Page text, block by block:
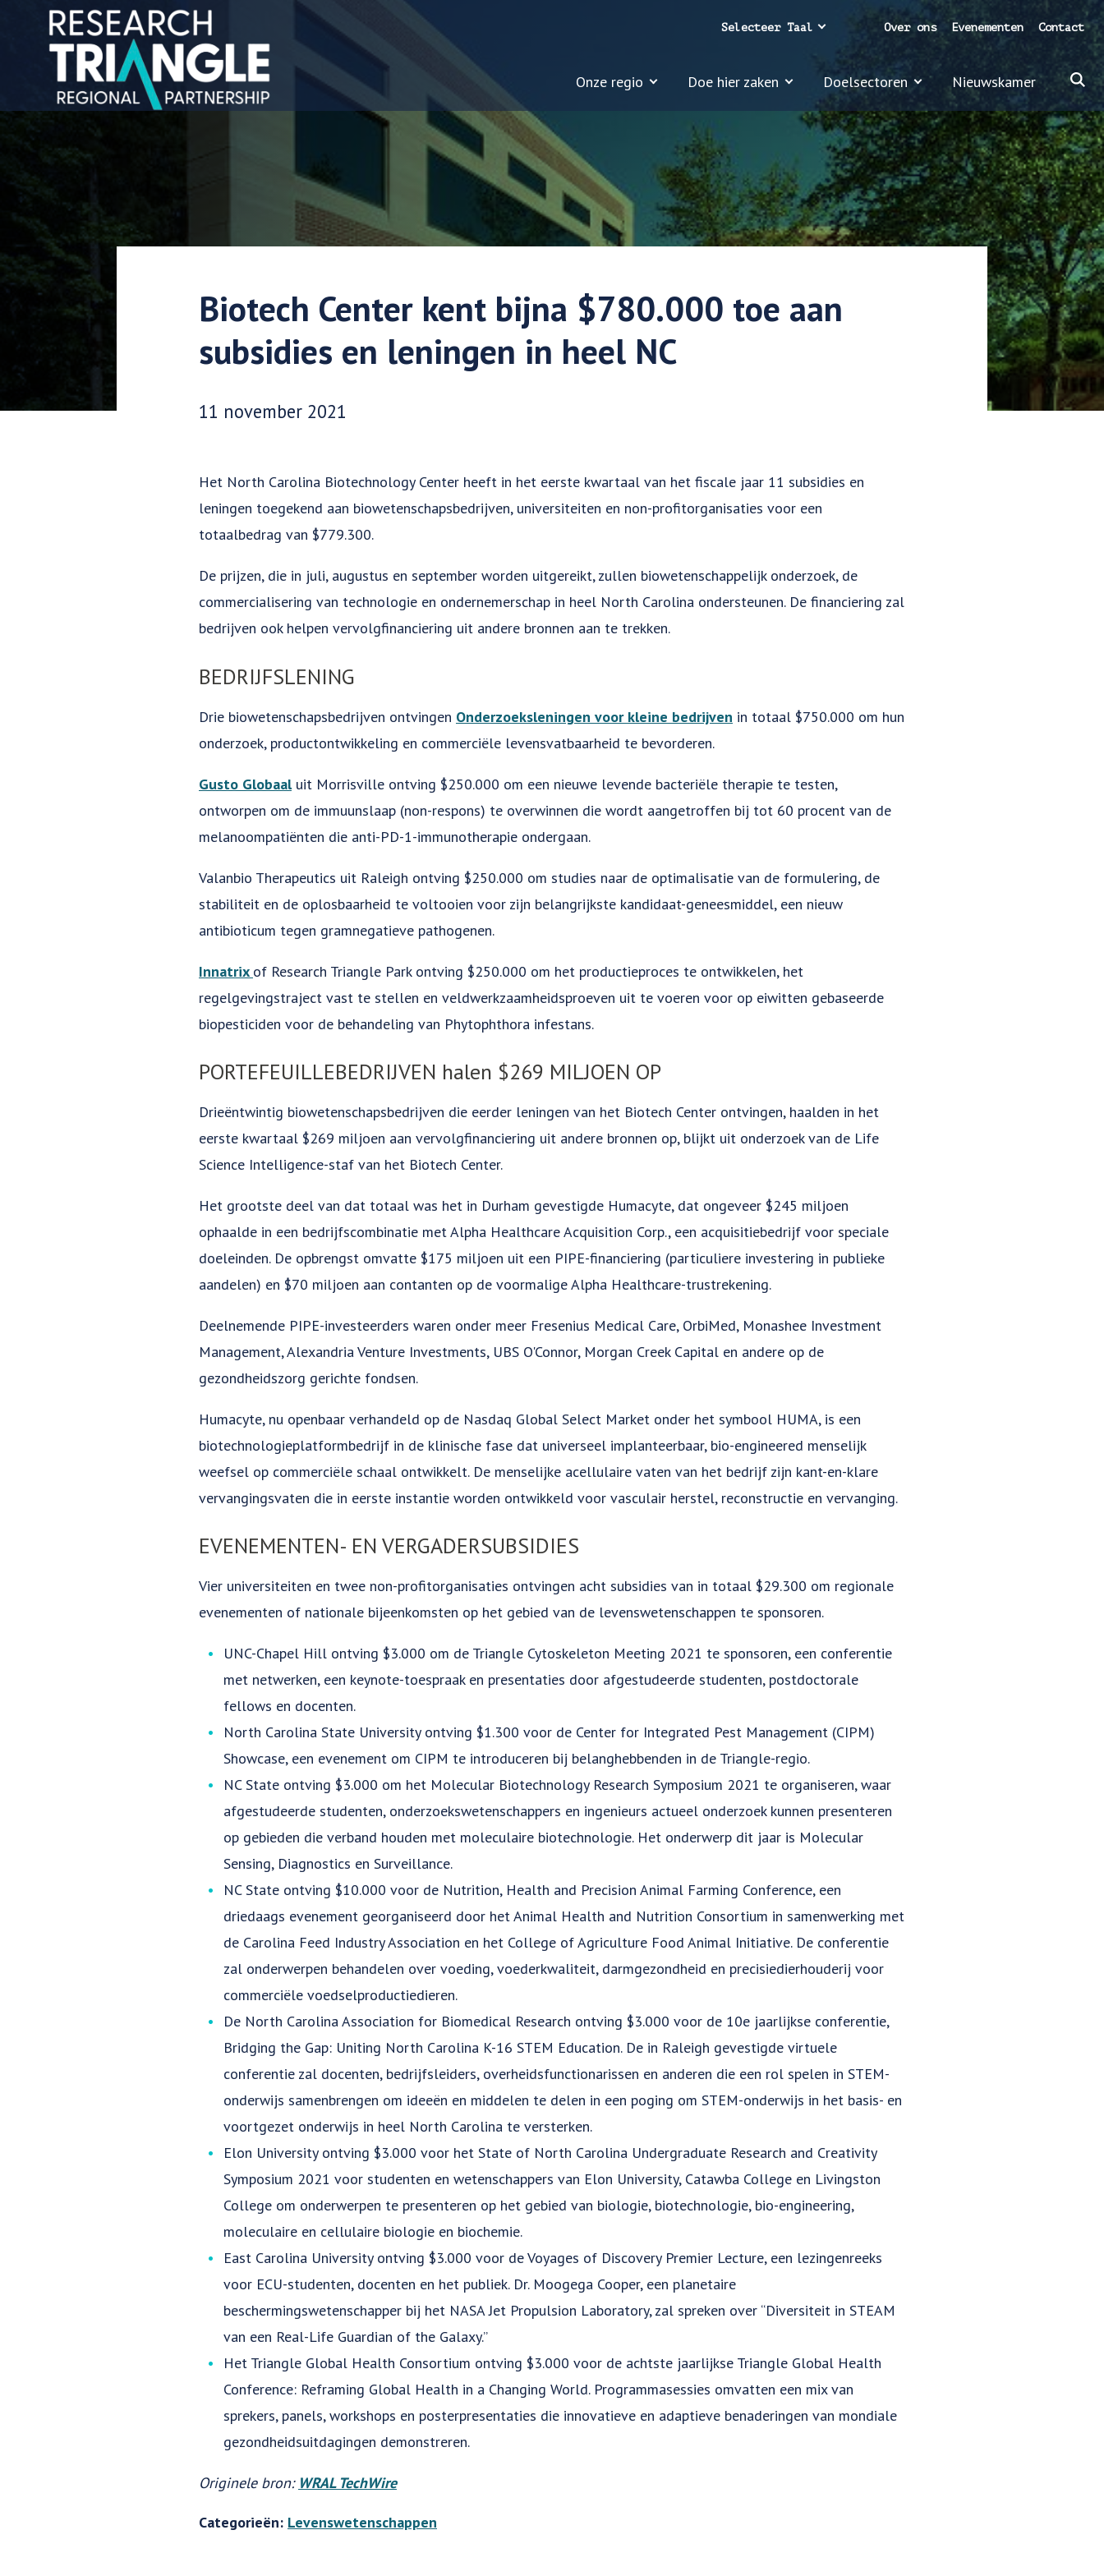
Doorgaan naar artikel
Onze regio Doe hier zaken Doelsectoren Nieuwskamer
Over ons Evenementen Contact
Selecteer Taal
Biotech Center kent bijna $780.000 toe aan
subsidies en leningen in heel NC
Datum gepubliceerd:
11 november 2021
Het North Carolina Biotechnology Center heeft in het eerste kwartaal van het fiscale jaar 11 subsidies en
leningen toegekend aan biowetenschapsbedrijven, universiteiten en non-profitorganisaties voor een
totaalbedrag van $779.300.
De prijzen, die in juli, augustus en september worden uitgereikt, zullen biowetenschappelijk onderzoek, de
commercialisering van technologie en ondernemerschap in heel North Carolina ondersteunen. De financiering zal
bedrijven ook helpen vervolgfinanciering uit andere bronnen aan te trekken.
BEDRIJFSLENING
Drie biowetenschapsbedrijven ontvingen Onderzoeksleningen voor kleine bedrijven in totaal $750.000 om hun
onderzoek, productontwikkeling en commerciële levensvatbaarheid te bevorderen.
Gusto Globaaluit Morrisville ontving $250.000 om een nieuwe levende bacteriële therapie te testen,
ontworpen om de immuunslaap (non-respons) te overwinnen die wordt aangetroffen bij tot 60 procent van de
melanoompatiënten die anti-PD-1-immunotherapie ondergaan.
Valanbio Therapeutics uit Raleigh ontving $250.000 om studies naar de optimalisatie van de formulering, de
stabiliteit en de oplosbaarheid te voltooien voor zijn belangrijkste kandidaat-geneesmiddel, een nieuw
antibioticum tegen gramnegatieve pathogenen.
Innatrix of Research Triangle Park ontving $250.000 om het productieproces te ontwikkelen, het
regelgevingstraject vast te stellen en veldwerkzaamheidsproeven uit te voeren voor op eiwitten gebaseerde
biopesticiden voor de behandeling van Phytophthora infestans.
PORTEFEUILLEBEDRIJVEN halen $269 MILJOEN OP
Drieëntwintig biowetenschapsbedrijven die eerder leningen van het Biotech Center ontvingen, haalden in het
eerste kwartaal $269 miljoen aan vervolgfinanciering uit andere bronnen op, blijkt uit onderzoek van de Life
Science Intelligence-staf van het Biotech Center.
Het grootste deel van dat totaal was het in Durham gevestigde Humacyte, dat ongeveer $245 miljoen
ophaalde in een bedrijfscombinatie met Alpha Healthcare Acquisition Corp., een acquisitiebedrijf voor speciale
doeleinden. De opbrengst omvatte $175 miljoen uit een PIPE-financiering (particuliere investering in publieke
aandelen) en $70 miljoen aan contanten op de voormalige Alpha Healthcare-trustrekening.
Deelnemende PIPE-investeerders waren onder meer Fresenius Medical Care, OrbiMed, Monashee Investment
Management, Alexandria Venture Investments, UBS O'Connor, Morgan Creek Capital en andere op de
gezondheidszorg gerichte fondsen.
Humacyte, nu openbaar verhandeld op de Nasdaq Global Select Market onder het symbool HUMA, is een
biotechnologieplatformbedrijf in de klinische fase dat universeel implanteerbaar, bio-engineered menselijk
weefsel op commerciële schaal ontwikkelt. De menselijke acellulaire vaten van het bedrijf zijn kant-en-klare
vervangingsvaten die in eerste instantie worden ontwikkeld voor vasculair herstel, reconstructie en vervanging.
EVENEMENTEN- EN VERGADERSUBSIDIES
Vier universiteiten en twee non-profitorganisaties ontvingen acht subsidies van in totaal $29.300 om regionale
evenementen of nationale bijeenkomsten op het gebied van de levenswetenschappen te sponsoren.
UNC-Chapel Hill ontving $3.000 om de Triangle Cytoskeleton Meeting 2021 te sponsoren, een conferentie
met netwerken, een keynote-toespraak en presentaties door afgestudeerde studenten, postdoctorale
fellows en docenten.
North Carolina State University ontving $1.300 voor de Center for Integrated Pest Management (CIPM)
Showcase, een evenement om CIPM te introduceren bij belanghebbenden in de Triangle-regio.
NC State ontving $3.000 om het Molecular Biotechnology Research Symposium 2021 te organiseren, waar
afgestudeerde studenten, onderzoekswetenschappers en ingenieurs actueel onderzoek kunnen presenteren
op gebieden die verband houden met moleculaire biotechnologie. Het onderwerp dit jaar is Molecular
Sensing, Diagnostics en Surveillance.
NC State ontving $10.000 voor de Nutrition, Health and Precision Animal Farming Conference, een
driedaags evenement georganiseerd door het Animal Health and Nutrition Consortium in samenwerking met
de Carolina Feed Industry Association en het College of Agriculture Food Animal Initiative. De conferentie
zal onderwerpen behandelen over voeding, voederkwaliteit, darmgezondheid en precisiedierhouderij voor
commerciële voedselproductiedieren.
De North Carolina Association for Biomedical Research ontving $3.000 voor de 10e jaarlijkse conferentie,
Bridging the Gap: Uniting North Carolina K-16 STEM Education. De in Raleigh gevestigde virtuele
conferentie zal docenten, bedrijfsleiders, overheidsfunctionarissen en anderen die een rol spelen in STEM-
onderwijs samenbrengen om ideeën en middelen te delen in een poging om STEM-onderwijs in het basis- en
voortgezet onderwijs in heel North Carolina te versterken.
Elon University ontving $3.000 voor het State of North Carolina Undergraduate Research and Creativity
Symposium 2021 voor studenten en wetenschappers van Elon University, Catawba College en Livingston
College om onderwerpen te presenteren op het gebied van biologie, biotechnologie, bio-engineering,
moleculaire en cellulaire biologie en biochemie.
East Carolina University ontving $3.000 voor de Voyages of Discovery Premier Lecture, een lezingenreeks
voor ECU-studenten, docenten en het publiek. Dr. Moogega Cooper, een planetaire
beschermingswetenschapper bij het NASA Jet Propulsion Laboratory, zal spreken over “Diversiteit in STEAM
van een Real-Life Guardian of the Galaxy.”
Het Triangle Global Health Consortium ontving $3.000 voor de achtste jaarlijkse Triangle Global Health
Conference: Reframing Global Health in a Changing World. Programmasessies omvatten een mix van
sprekers, panels, workshops en posterpresentaties die innovatieve en adaptieve benaderingen van mondiale
gezondheidsuitdagingen demonstreren.
Originele bron: WRAL TechWire
Categorieën: Levenswetenschappen